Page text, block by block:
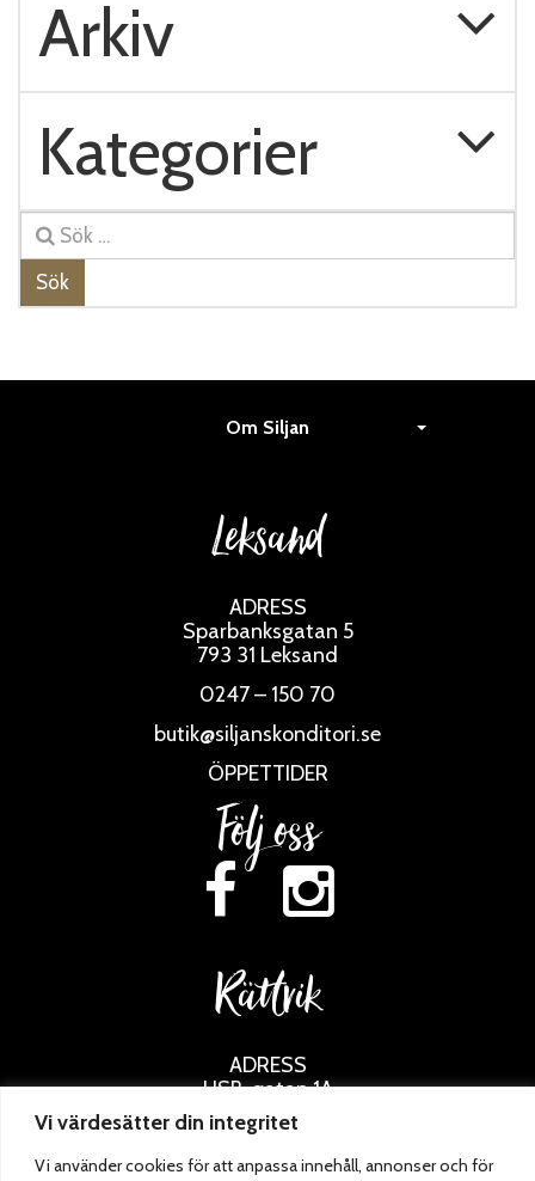
Vi värdesätter din integritet
Vi använder cookies för att anpassa innehåll, annonser och för
Arkiv
Kategorier
Sök
Om Siljan
Leksand
ADRESS
Sparbanksgatan 5
793 31 Leksand
0247 – 150 70
butik@siljanskonditori.se
ÖPPETTIDER
Följ oss
Rättvik
ADRESS
HSB-gatan 1A
795 30 Rättvik
0248 – 133 36